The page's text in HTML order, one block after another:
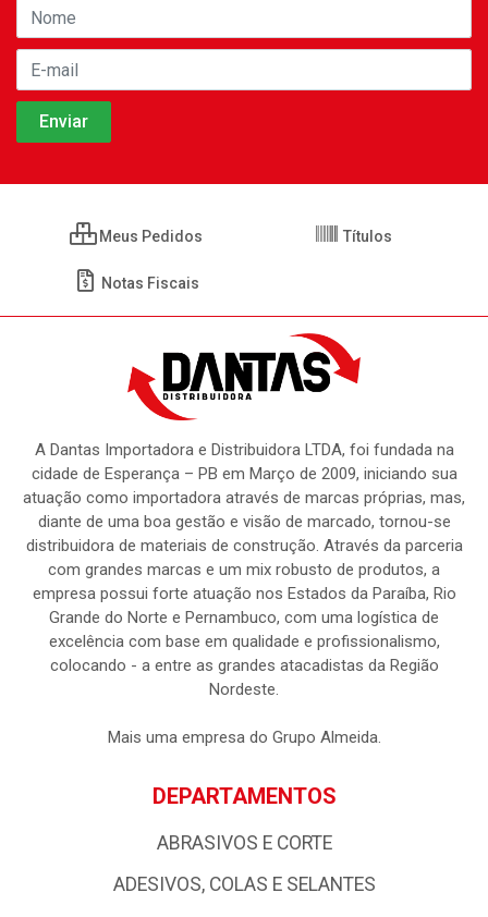
Meus Pedidos Títulos
Notas Fiscais
A Dantas Importadora e Distribuidora LTDA, foi fundada na
cidade de Esperança – PB em Março de 2009, iniciando sua
atuação como importadora através de marcas próprias, mas,
diante de uma boa gestão e visão de marcado, tornou-se
distribuidora de materiais de construção. Através da parceria
com grandes marcas e um mix robusto de produtos, a
empresa possui forte atuação nos Estados da Paraíba, Rio
Grande do Norte e Pernambuco, com uma logística de
excelência com base em qualidade e profissionalismo,
colocando - a entre as grandes atacadistas da Região
Nordeste.
Mais uma empresa do Grupo Almeida.
DEPARTAMENTOS
ABRASIVOS E CORTE
ADESIVOS, COLAS E SELANTES